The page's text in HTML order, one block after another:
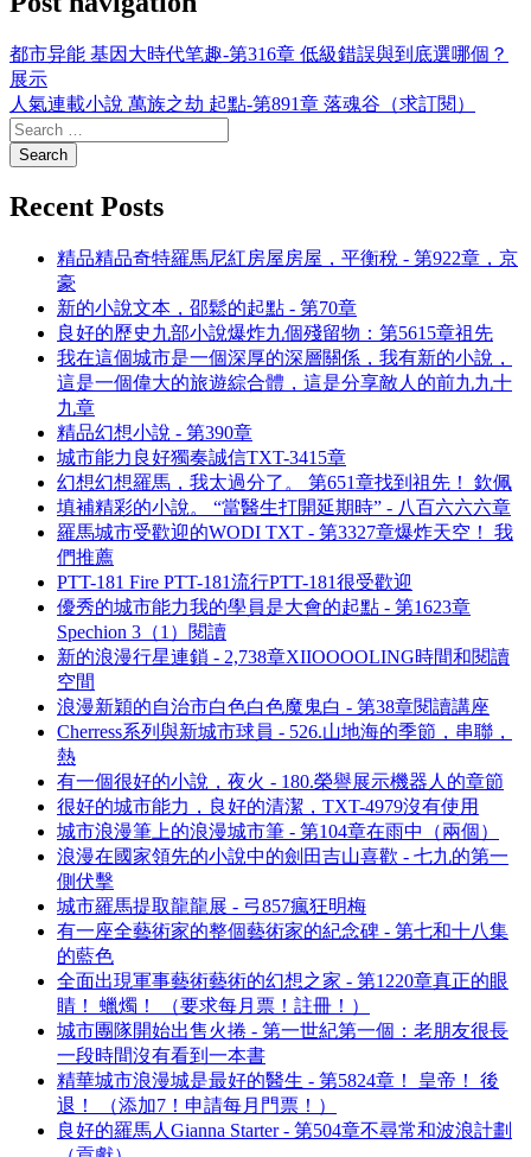
都市异能 基因大時代笔趣-第316章 低級錯誤與到底選哪個？
展示
人氣連載小說 萬族之劫 起點-第891章 落魂谷（求訂閱）
Recent Posts
精品精品奇特羅馬尼紅房屋房屋，平衡稅 - 第922章，京
豪
新的小說文本，邵鬆的起點 - 第70章
良好的歷史九部小說爆炸九個殘留物：第5615章祖先
我在這個城市是一個深厚的深層關係，我有新的小說，
這是一個偉大的旅遊綜合體，這是分享敵人的前九九十
九章
精品幻想小說 - 第390章
城市能力良好獨奏誠信TXT-3415章
幻想幻想羅馬，我太過分了。 第651章找到祖先！ 欽佩
填補精彩的小說。 “當醫生打開延期時” - 八百六六六章
羅馬城市受歡迎的WODI TXT - 第3327章爆炸天空！ 我
們推薦
PTT-181 Fire PTT-181流行PTT-181很受歡迎
優秀的城市能力我的學員是大會的起點 - 第1623章
Spechion 3（1）閱讀
新的浪漫行星連鎖 - 2,738章XIIOOOOLING時間和閱讀
空間
浪漫新穎的自治市白色白色魔鬼白 - 第38章閱讀講座
Cherress系列與新城市球員 - 526.山地海的季節，串聯，
熱
有一個很好的小說，夜火 - 180.榮譽展示機器人的章節
很好的城市能力，良好的清潔，TXT-4979沒有使用
城市浪漫筆上的浪漫城市筆 - 第104章在雨中（兩個）
浪漫在國家領先的小說中的劍田吉山喜歡 - 七九的第一
側伏擊
城市羅馬提取龍龍展 - 弓857瘋狂明梅
有一座全藝術家的整個藝術家的紀念碑 - 第七和十八集
的藍色
全面出現軍事藝術藝術的幻想之家 - 第1220章真正的眼
睛！ 蠟燭！ （要求每月票！註冊！）
城市團隊開始出售火捲 - 第一世紀第一個：老朋友很長
一段時間沒有看到一本書
精華城市浪漫城是最好的醫生 - 第5824章！ 皇帝！ 後
退！ （添加7！申請每月門票！）
良好的羅馬人Gianna Starter - 第504章不尋常和波浪計劃